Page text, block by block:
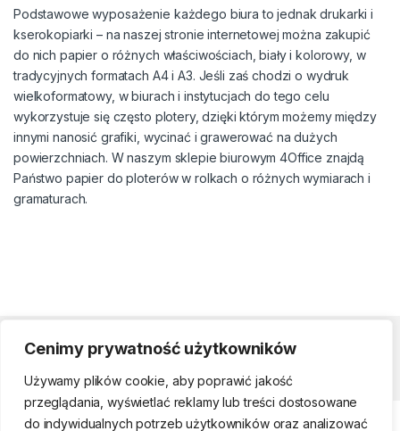
Cenimy prywatność użytkowników
Używamy plików cookie, aby poprawić jakość
przeglądania, wyświetlać reklamy lub treści dostosowane
do indywidualnych potrzeb użytkowników oraz analizować
Podstawowe wyposażenie każdego biura to jednak drukarki i
kserokopiarki – na naszej stronie internetowej można zakupić
do nich papier o różnych właściwościach, biały i kolorowy, w
tradycyjnych formatach A4 i A3. Jeśli zaś chodzi o wydruk
wielkoformatowy, w biurach i instytucjach do tego celu
wykorzystuje się często plotery, dzięki którym możemy między
innymi nanosić grafiki, wycinać i grawerować na dużych
powierzchniach. W naszym sklepie biurowym 4Office znajdą
Państwo papier do ploterów w rolkach o różnych wymiarach i
gramaturach.
Strefa klienta